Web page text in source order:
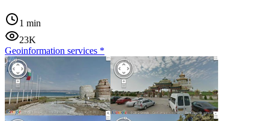
1 min
23K
Geoinformation services *